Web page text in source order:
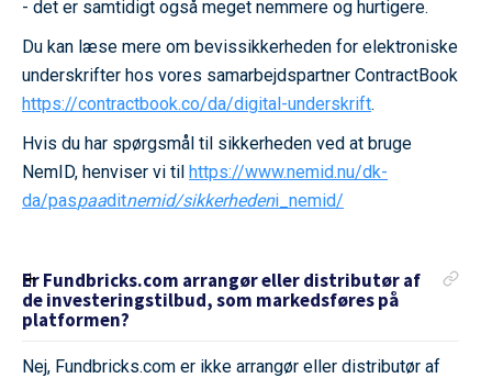
- det er samtidigt også meget nemmere og hurtigere.
Du kan læse mere om bevissikkerheden for elektroniske
underskrifter hos vores samarbejdspartner ContractBook
https://contractbook.co/da/digital-underskrift.
Hvis du har spørgsmål til sikkerheden ved at bruge
NemID, henviser vi til https://www.nemid.nu/dk-
da/paspaaditnemid/sikkerhedeni_nemid/
Er Fundbricks.com arrangør eller distributør af
de investeringstilbud, som markedsføres på
platformen?
Nej, Fundbricks.com er ikke arrangør eller distributør af